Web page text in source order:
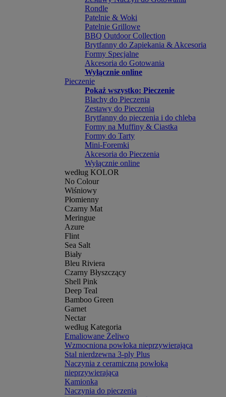
Rondle
Patelnie & Woki
Patelnie Grillowe
BBQ Outdoor Collection
Brytfanny do Zapiekania & Akcesoria
Formy Specjalne
Akcesoria do Gotowania
Wyłącznie online
Pieczenie
Pokaż wszystko: Pieczenie
Blachy do Pieczenia
Zestawy do Pieczenia
Brytfanny do pieczenia i do chleba
Formy na Muffiny & Ciastka
Formy do Tarty
Mini-Foremki
Akcesoria do Pieczenia
Wyłącznie online
według KOLOR
No Colour
Wiśniowy
Płomienny
Czarny Mat
Meringue
Azure
Flint
Sea Salt
Biały
Bleu Riviera
Czarny Błyszczący
Shell Pink
Deep Teal
Bamboo Green
Garnet
Nectar
według Kategoria
Emaliowane Żeliwo
Wzmocniona powłoka nieprzywierająca
Stal nierdzewna 3-ply Plus
Naczynia z ceramiczną powłoką
nieprzywierająca
Kamionka
Naczynia do pieczenia